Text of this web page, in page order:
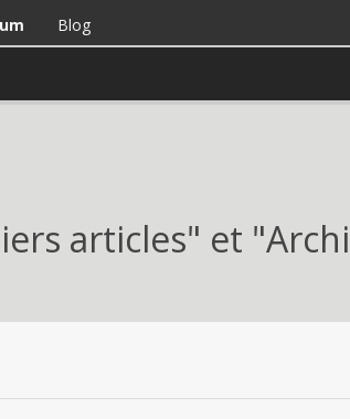
Blog
articles" et